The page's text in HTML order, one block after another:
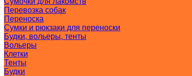
Перевозка собак
Переноска
Сумки и рюкзаки для переноски
Будки, вольеры, тенты
Вольеры
Клетки
Тенты
Будки